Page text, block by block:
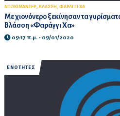
ΝΤΟΚΙΜΑΝΤΕΡ, ΒΛΑΣΣΗ , ΦΑΡΑΓΓΙ ΧΑ
Με χιονόνερο ξεκίνησαν τα
Βλάσση «Φαράγγι Χα»
09:17 π.μ. - 09/01/2020
ΕΝΟΤΗΤΕΣ